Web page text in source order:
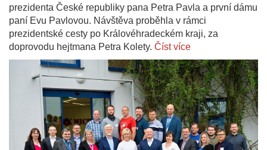
prezidenta České republiky pana Petra Pavla a první dámu
paní Evu Pavlovou. Návštěva proběhla v rámci
prezidentské cesty po Královéhradeckém kraji, za
doprovodu hejtmana Petra Kolety. Číst více